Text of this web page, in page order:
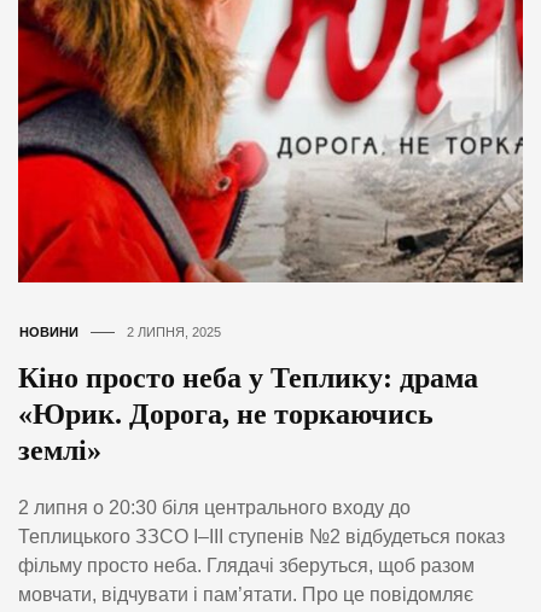
НОВИНИ 2 ЛИПНЯ, 2025
Кіно просто неба у Теплику: драма
«Юрик. Дорога, не торкаючись
землі»
2 липня о 20:30 біля центрального входу до
Теплицького ЗЗСО І–ІІІ ступенів №2 відбудеться показ
фільму просто неба. Глядачі зберуться, щоб разом
мовчати, відчувати і пам’ятати. Про це повідомляє